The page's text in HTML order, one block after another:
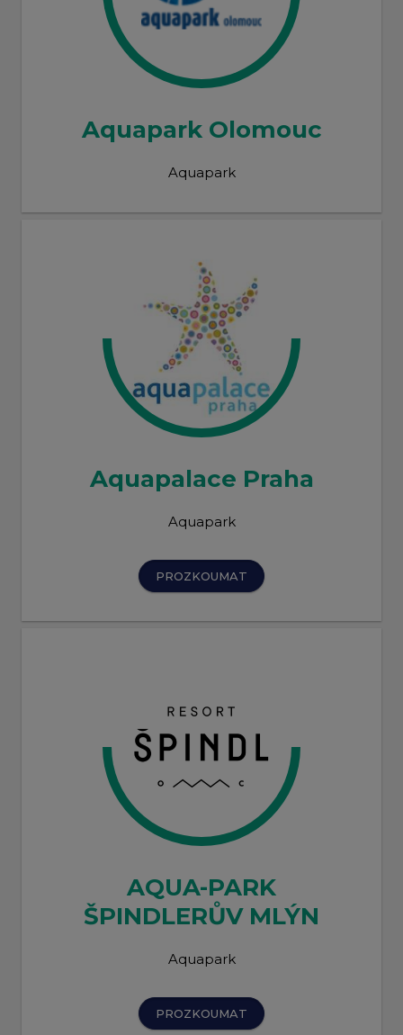
Aquapark Olomouc
Aquapark
Aquapalace Praha
Aquapark
PROZKOUMAT
AQUA-PARK
ŠPINDLERŮV MLÝN
Aquapark
PROZKOUMAT